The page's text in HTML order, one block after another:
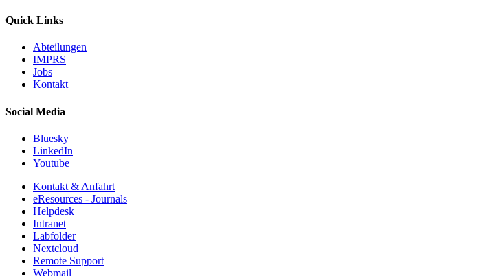
Quick Links
Abteilungen
IMPRS
Jobs
Kontakt
Social Media
Bluesky
LinkedIn
Youtube
Kontakt & Anfahrt
eResources - Journals
Helpdesk
Intranet
Labfolder
Nextcloud
Remote Support
Webmail